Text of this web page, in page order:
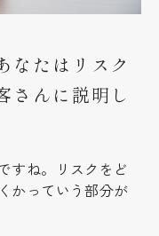
なたはリスク
さんに説明し
すね。リスクをど
かっていう部分が